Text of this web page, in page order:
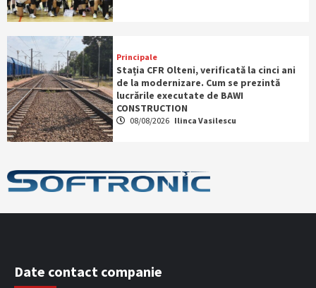
Principale
Stația CFR Olteni, verificată la cinci ani
de la modernizare. Cum se prezintă
lucrările executate de BAWI
CONSTRUCTION
08/08/2026 Ilinca Vasilescu
Date contact companie